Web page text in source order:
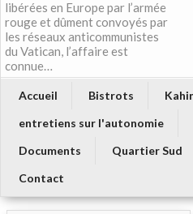
libérées en Europe par l’armée
rouge et dûment convoyés par
les réseaux anticommunistes
du Vatican, l’affaire est
connue…
Accueil Bistrots
entretiens sur l'autonomie
Documents
Quartier Sud
Contact